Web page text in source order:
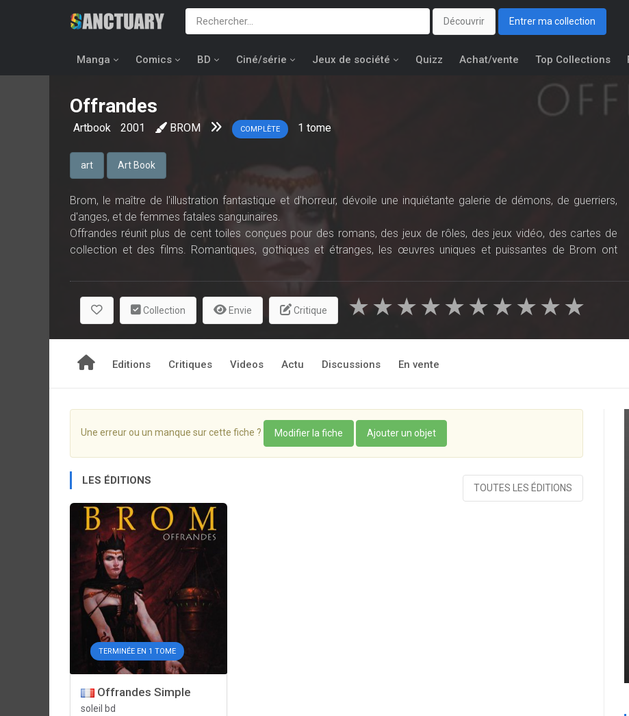
Découvrir Entrer ma collection
Manga Comics BD Ciné/série Jeux de société Quizz Achat/vente Top Collections
Offrandes
Artbook 2001 BROM COMPLÈTE 1 tome
art Art Book
Brom, le maître de l'illustration fantastique et d'horreur, dévoile une inquiétante galerie de démons, de guerriers,
d'anges, et de femmes fatales sanguinaires.
Offrandes réunit plus de cent toiles conçues pour des romans, des jeux de rôles, des jeux vidéo, des cartes de
collection et des films. Romantiques, gothiques et étranges, les œuvres uniques et puissantes de Brom ont
Collection Envie Critique ★
★
★
★
★
★
★
★
★
★
Editions Critiques Videos Actu Discussions En vente
Une erreur ou un manque sur cette fiche ? Modifier la fiche Ajouter un objet
LES ÉDITIONS
TOUTES LES ÉDITIONS
TERMINÉE EN 1 TOME
Offrandes Simple
soleil bd